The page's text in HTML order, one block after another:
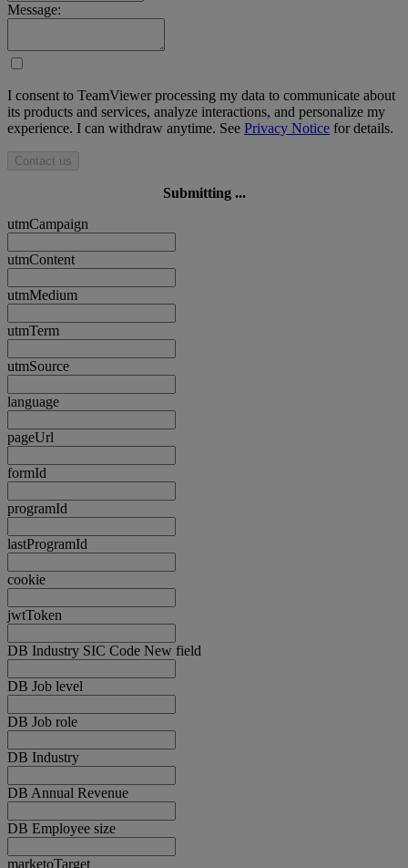
Message:
I consent to TeamViewer processing my data to communicate about
its products and services, analyze interactions, and personalize my
experience. I can withdraw anytime. See Privacy Notice for details.
Contact us
Submitting ...
utmCampaign
utmContent
utmMedium
utmTerm
utmSource
language
pageUrl
formId
programId
lastProgramId
cookie
jwtToken
DB Industry SIC Code New field
DB Job level
DB Job role
DB Industry
DB Annual Revenue
DB Employee size
marketoTarget